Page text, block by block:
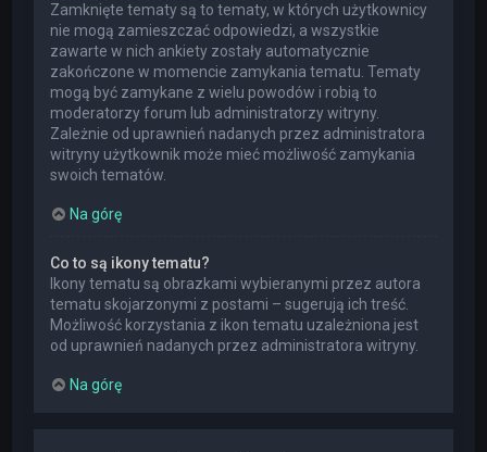
Zamknięte tematy są to tematy, w których użytkownicy
nie mogą zamieszczać odpowiedzi, a wszystkie
zawarte w nich ankiety zostały automatycznie
zakończone w momencie zamykania tematu. Tematy
mogą być zamykane z wielu powodów i robią to
moderatorzy forum lub administratorzy witryny.
Zależnie od uprawnień nadanych przez administratora
witryny użytkownik może mieć możliwość zamykania
swoich tematów.
Na górę
Co to są ikony tematu?
Ikony tematu są obrazkami wybieranymi przez autora
tematu skojarzonymi z postami – sugerują ich treść.
Możliwość korzystania z ikon tematu uzależniona jest
od uprawnień nadanych przez administratora witryny.
Na górę